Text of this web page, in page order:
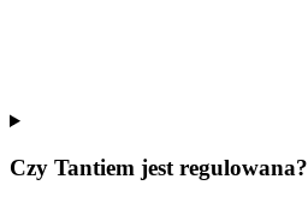
Czy Tantiem jest regulowana?